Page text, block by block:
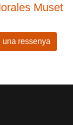
Muset
una ressenya